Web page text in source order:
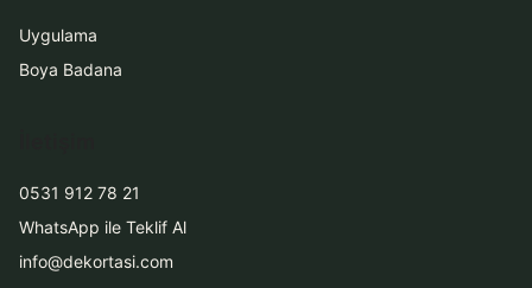
Uygulama
Boya Badana
0531 912 78 21
WhatsApp ile Teklif Al
info@dekortasi.com